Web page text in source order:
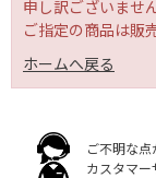
申し訳ございません
ご指定の商品は販
ホームへ戻る
ご不明な点
カスタマー